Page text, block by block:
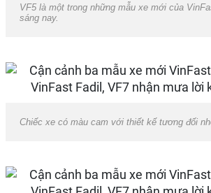
VF5 là một trong những mẫu xe mới của
sáng nay.
Chiếc xe có màu cam với thiết kế tương đối